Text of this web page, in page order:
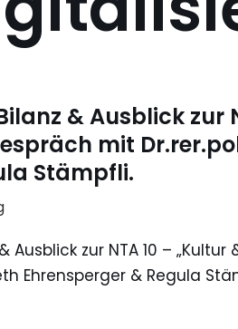
& Ausblick zur
mit
Stämpfli.
Ausblick zur NTA 10 –
Ehrensperger & Regula